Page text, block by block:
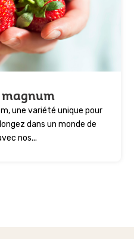
une variété unique pour
dans un monde de
nos...